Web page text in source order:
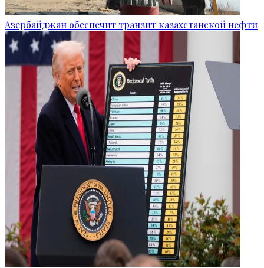
Азербайджан обеспечит транзит казахстанской нефти